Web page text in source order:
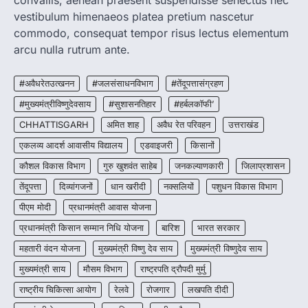
3
CG : मुख्यमंत्री विष्णुदेव साय के नेतृत्व में
छत्तीसगढ़ को बड़ी उपलब्धि
More Khabar
हरित विकास और किसानों की आय…
4
CHHATTISGARH
CG : पांच माह की अनुष्का को मिला नया
जीवन, चिरायु योजना से संभव हुई सफल सर्जरी
More Khabar August 7, 2026
रायपुर। राष्ट्रीय बाल स्वास्थ्य कार्यक्रम (चिरायु) के तहत
जशपुर जिले की 5 माह की मासूम…
vestibulum himenaeos platea pretium nascetur
commodo, consequat tempor risus lectus elementum
arcu nulla rutrum ante.
#अवैधरेतउत्खनन #जलसंसाधनविभाग
#तेंदूपत्तासंग्रहण
#मुख्यमंत्रीविष्णुदेवसाय
#सुशासनतिहार
#हर्बलकॉफी’
CHHATTISGARH
अमित शाह अवैध रेत परिवहन
उत्तराखंड
एकलव्य आदर्श आवासीय विद्यालय
एडवाइजरी
किसानों
कौशल विकास विभाग
गुरु खुशवंत साहेब जनकल्याणकारी
जिलाप्रशासन
तेंदूपत्ता
दिव्यांगजनों धान खरीदी नक्सलियों
पशुधन विकास विभाग
पीएम मोदी
प्रधानमंत्री आवास योजना
प्रधानमंत्री किसान सम्मान निधि योजना
बारिश
भारत सरकार
महतारी वंदन योजना
मुख्यमंत्री विष्णु देव साय
मुख्यमंत्री विष्णुदेव साय
मुख्यमंत्री साय
मौसम विभाग
राष्ट्रपति द्रौपदी मुर्मु
राष्ट्रीय चिकित्सा आयोग
रेलवे रोजगार
लखपति दीदी